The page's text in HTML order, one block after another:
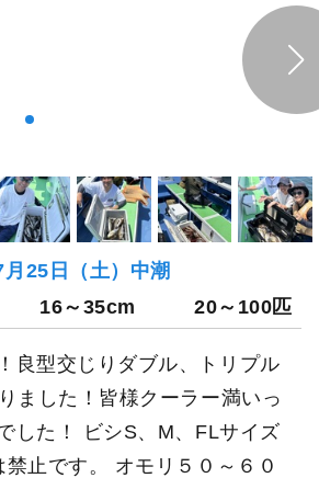
25日（土）中潮
16～35cm 20～100匹
良型交じりダブル、トリプル
ました！皆様クーラー満いっ
した！ ビシS、M、FLサイズ
止です。 オモリ５０～６０